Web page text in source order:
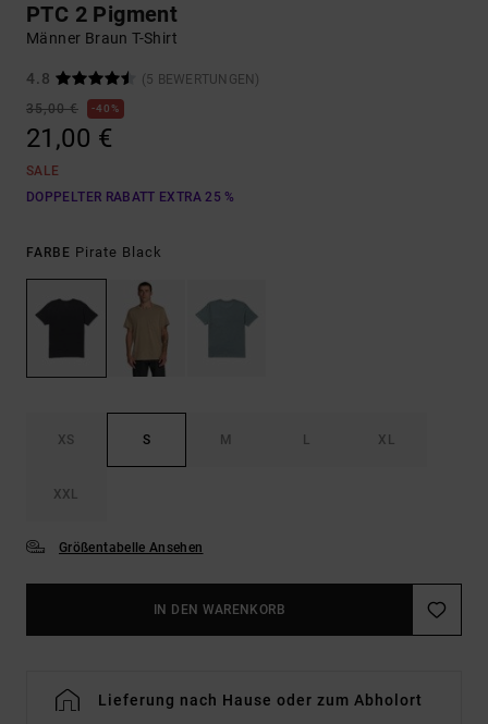
PTC 2 Pigment
Männer Braun T-Shirt
4.8
(5 BEWERTUNGEN)
35,00 €
40%
21,00 €
SALE
DOPPELTER RABATT EXTRA 25 %
FARBE Pirate Black
XS S M L XL
XXL
Größentabelle Ansehen
IN DEN WARENKORB
Lieferung nach Hause oder zum Abholort